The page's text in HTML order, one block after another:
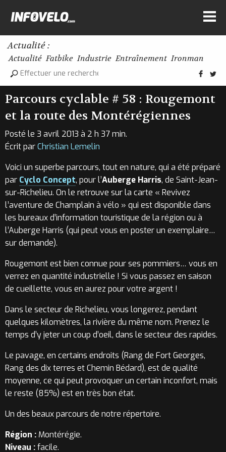
Actualité :
Actualité Fatbike Industrie Entraînement Ironman
Parcours cyclable # 58 : Rougemont
et la route des Montérégiennes
Posté le 3 avril 2013 à 2 h 37 min.
Écrit parChristian Lemelin
Voici un superbe parcours, tout en nature, qui a été préparé
par Cyclo Concept, pour l’Auberge Harris, de Saint-Jean-
sur-Richelieu. On le retrouve sur la carte « Revivez
l’aventure de Champlain à vélo » qui est disponible dans
les bureaux d’information touristique de la région ou à
l’Auberge Harris (qui peut vous en poster un exemplaire…
sur demande).
Rougemont est bien connue pour ses pommiers… vous en
verrez en quantité industrielle ! Si vous passez en saison
de cueillette, vous en aurez pour votre argent !
Dans le secteur de Richelieu, vous longerez, pendant
quelques kilomètres, la rivière du même nom. Prenez le
temps d’y jeter un coup d’oeil, dans le secteur des rapides.
Le pavage, en certains endroits (Rang de Fort Georges,
Rang des dix terres et Chemin Bédard), est de qualité
moyenne, ce qui peut provoquer un certain inconfort, mais
le reste (85%) est en très bon état.
Un des beaux parcours de notre répertoire.
Région : Montérégie.
Niveau :facile.